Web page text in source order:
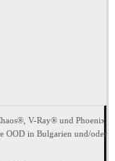
V-Ray® und Phoenix
OOD in Bulgarien und/oder